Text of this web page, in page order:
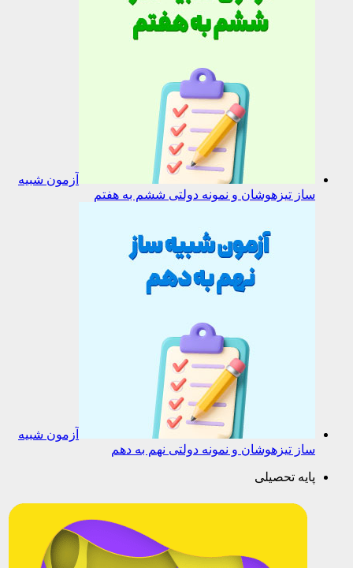
آزمون شبیه
ساز تیزهوشان و نمونه دولتی ششم به هفتم
آزمون شبیه
ساز تیزهوشان و نمونه دولتی نهم به دهم
پایه تحصیلی